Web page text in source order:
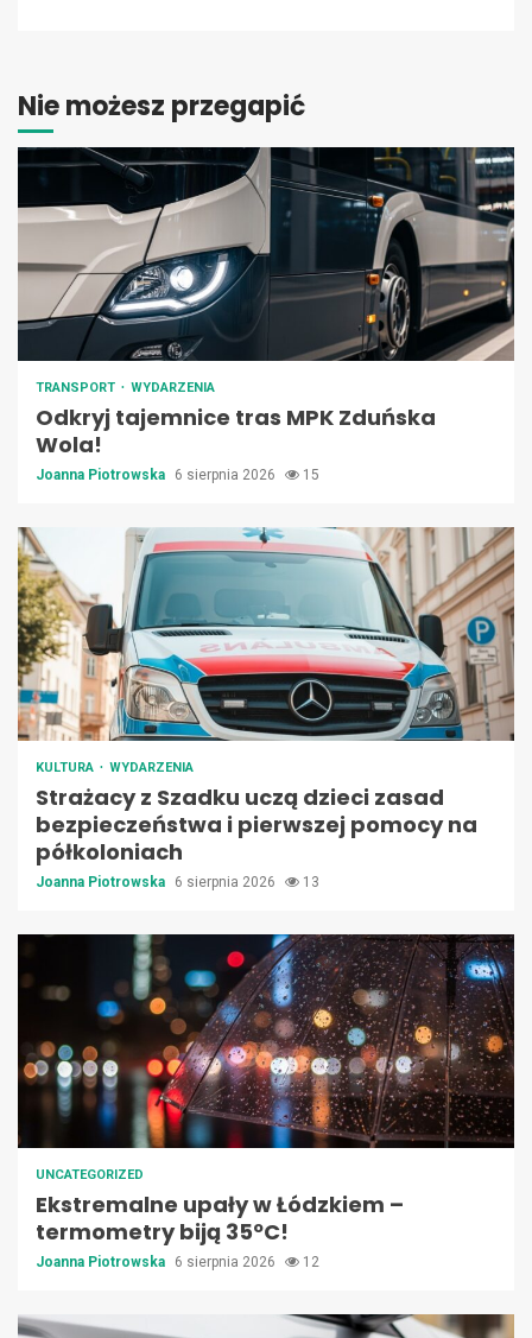
Nie możesz przegapić
TRANSPORT WYDARZENIA
Odkryj tajemnice tras MPK Zduńska
Wola!
Joanna Piotrowska 6 sierpnia 2026 15
KULTURA WYDARZENIA
Strażacy z Szadku uczą dzieci zasad
bezpieczeństwa i pierwszej pomocy na
półkoloniach
Joanna Piotrowska 6 sierpnia 2026 13
UNCATEGORIZED
Ekstremalne upały w Łódzkiem –
termometry biją 35ºC!
Joanna Piotrowska 6 sierpnia 2026 12